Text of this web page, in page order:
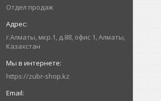
Отдел продаж
г.Алматы, мкр.1, д.88, офис 1, Алматы,
Казахстан
https://zubr-shop.kz